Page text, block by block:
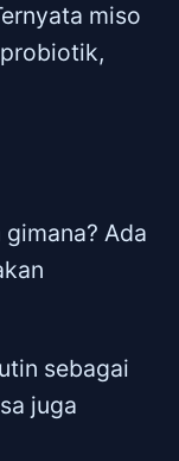
miso
Ada
sebagai
juga